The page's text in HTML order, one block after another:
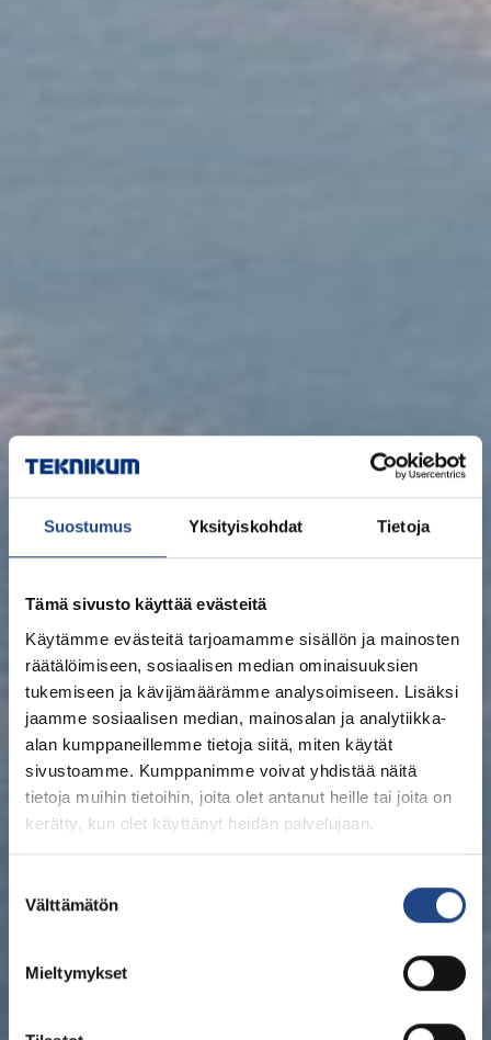
Suostumus Yksityiskohdat Tietoja
Tämä sivusto käyttää evästeitä
Käytämme evästeitä tarjoamamme sisällön ja mainosten
räätälöimiseen, sosiaalisen median ominaisuuksien
tukemiseen ja kävijämäärämme analysoimiseen. Lisäksi
jaamme sosiaalisen median, mainosalan ja analytiikka-
alan kumppaneillemme tietoja siitä, miten käytät
sivustoamme. Kumppanimme voivat yhdistää näitä
tietoja muihin tietoihin, joita olet antanut heille tai joita on
kerätty, kun olet käyttänyt heidän palvelujaan.
valinta
Välttämätön
Mieltymykset